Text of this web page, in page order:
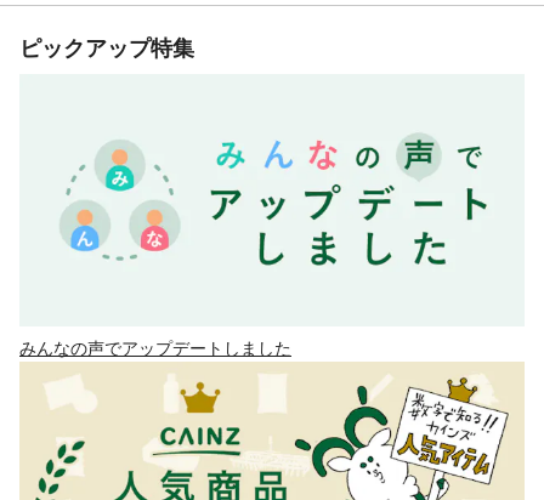
ピックアップ特集
みんなの声でアップデートしました